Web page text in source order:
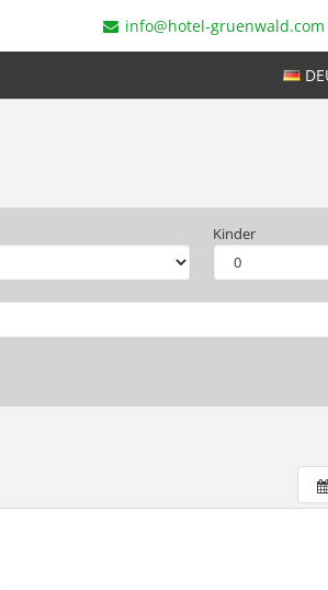
info@hotel-gruenwald.com
Kinder